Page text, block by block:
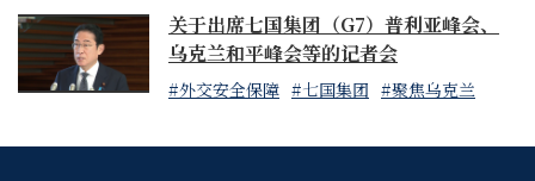
关于出席七国集团（G7）普利亚峰会、
乌克兰和平峰会等的记者会
#外交安全保障 #七国集团 #聚焦乌克兰